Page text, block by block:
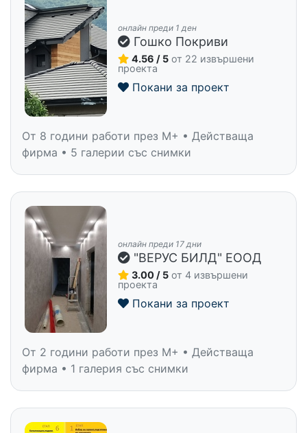
онлайн преди 1 ден
Гошко Покриви
4.56 / 5 от 22 извършени
проекта
Покани за проект
От 8 години работи през M+ • Действаща
фирма • 5 галерии със снимки
онлайн преди 17 дни
"ВЕРУС БИЛД" ЕООД
3.00 / 5 от 4 извършени
проекта
Покани за проект
От 2 години работи през M+ • Действаща
фирма • 1 галерия със снимки